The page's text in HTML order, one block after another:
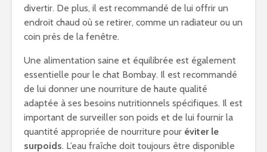
divertir. De plus, il est recommandé de lui offrir un
endroit chaud où se retirer, comme un radiateur ou un
coin près de la fenêtre.
Une alimentation saine et équilibrée est également
essentielle pour le chat Bombay. Il est recommandé
de lui donner une nourriture de haute qualité
adaptée à ses besoins nutritionnels spécifiques. Il est
important de surveiller son poids et de lui fournir la
quantité appropriée de nourriture pour éviter le
surpoids. L’eau fraîche doit toujours être disponible